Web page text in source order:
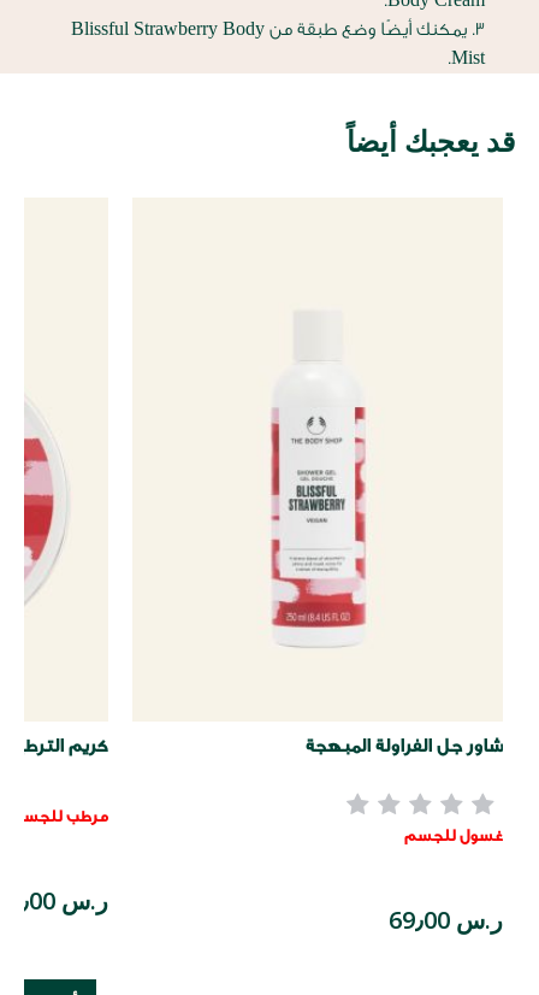
3. يمكنك أيضًا وضع طبقة من Blissful Strawberry Body
Mist.
قد يعجبك أيضاً
شاور جل الفراولة المبهجة
غسول للجسم
ر.س 69٫00
كريم الترطيب
مرطب للجسم
ر.س 89٫00